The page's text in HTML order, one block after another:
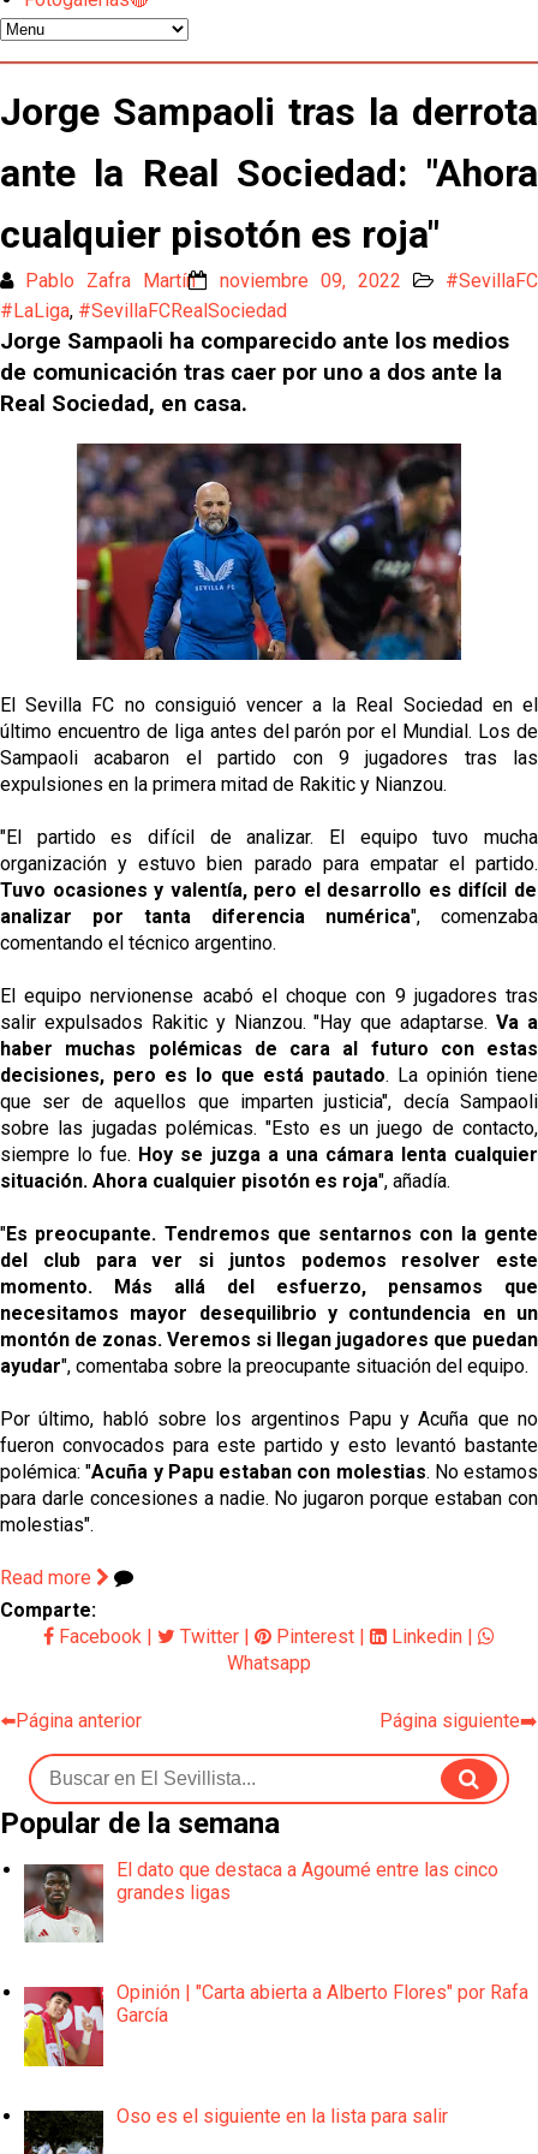
gestión de un inválido Consejo
Atlético y Getafe agitan el mercado de LaLiga
Luis García Plaza: No sufrir ya es un paso adelante
El Sevilla FC plantea ampliar hasta cinco fichajes
más antes del cierre
Djibril Sow pone rumbo a Italia para firmar su nuevo
contrato con el Genoa
Kochorashvili, seria opción para reforzar el centro
del campo sevillista
Sow muy cerca de cerrar su traspaso al Genoa
Oso es el siguiente en la lista para salir
Sevilla Femenino para la 2026/27
Celta y Rayo agitan el mercado de La Liga
Previa | El Sevilla FC cierra la pretemporada con el
exigente choque ante el Bayer Leverkusen
Jorge Sampaoli tras la derrota
ante la Real Sociedad: "Ahora
cualquier pisotón es roja"
Pablo Zafra Martín noviembre 09, 2022
#SevillaFC
#LaLiga, #SevillaFCRealSociedad
Jorge Sampaoli ha comparecido ante los medios
de comunicación tras caer por uno a dos ante la
Real Sociedad, en casa.
El Sevilla FC no consiguió vencer a la Real Sociedad en el
último encuentro de liga antes del parón por el Mundial. Los de
Sampaoli acabaron el partido con 9 jugadores tras las
expulsiones en la primera mitad de Rakitic y Nianzou.
"El partido es difícil de analizar. El equipo tuvo mucha
organización y estuvo bien parado para empatar el partido.
Tuvo ocasiones y valentía, pero el desarrollo es difícil de
analizar por tanta diferencia numérica", comenzaba
comentando el técnico argentino.
El equipo nervionense acabó el choque con 9 jugadores tras
salir expulsados Rakitic y Nianzou. "Hay que adaptarse.Va a
haber muchas polémicas de cara al futuro con estas
decisiones, pero es lo que está pautado. La opinión tiene
que ser de aquellos que imparten justicia", decía Sampaoli
sobre las jugadas polémicas. "Esto es un juego de contacto,
siempre lo fue. Hoy se juzga a una cámara lenta cualquier
situación. Ahora cualquier pisotón es roja", añadía.
"Es preocupante. Tendremos que sentarnos con la gente
del club para ver si juntos podemos resolver este
momento. Más allá del esfuerzo, pensamos que
necesitamos mayor desequilibrio y contundencia en un
montón de zonas. Veremos si llegan jugadores que puedan
ayudar", comentaba sobre la preocupante situación del equipo.
Por último, habló sobre los argentinos Papu y Acuña que no
fueron convocados para este partido y esto levantó bastante
polémica: "Acuña y Papu estaban con molestias. No estamos
para darle concesiones a nadie. No jugaron porque estaban con
molestias".
Read more
Comparte:
Facebook
Twitter Pinterest Linkedin
Whatsapp
⬅️Página anterior Página siguiente➡️
Popular de la semana
El dato que destaca a Agoumé entre las cinco
grandes ligas
Opinión | "Carta abierta a Alberto Flores" por Rafa
García
Oso es el siguiente en la lista para salir